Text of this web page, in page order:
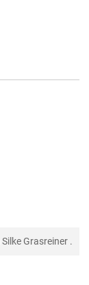
Silke Grasreiner .